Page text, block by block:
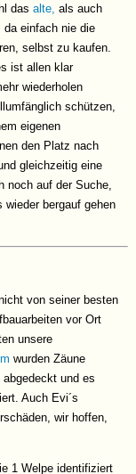
dasalte, als auch
da einfach nie die
selbst zu kaufen.
ist allen klar
wiederholen
schützen,
eigenen
den Platz nach
gleichzeitig eine
noch auf der Suche,
bergauf gehen
von seiner besten
vor Ort
unsere
wurden Zäune
und es
Auch Evi´s
wir hoffen,
1 Welpe identifiziert